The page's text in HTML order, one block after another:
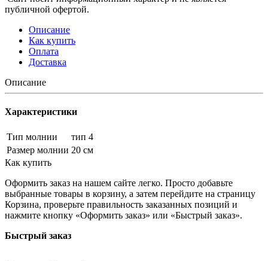
публичной офертой.
Описание
Как купить
Оплата
Доставка
Описание
Характеристики
Тип молнии
тип 4
Размер молнии 20 см
Как купить
Оформить заказ на нашем сайте легко. Просто добавьте
выбранные товары в корзину, а затем перейдите на страницу
Корзина, проверьте правильность заказанных позиций и
нажмите кнопку «Оформить заказ» или «Быстрый заказ».
Быстрый заказ